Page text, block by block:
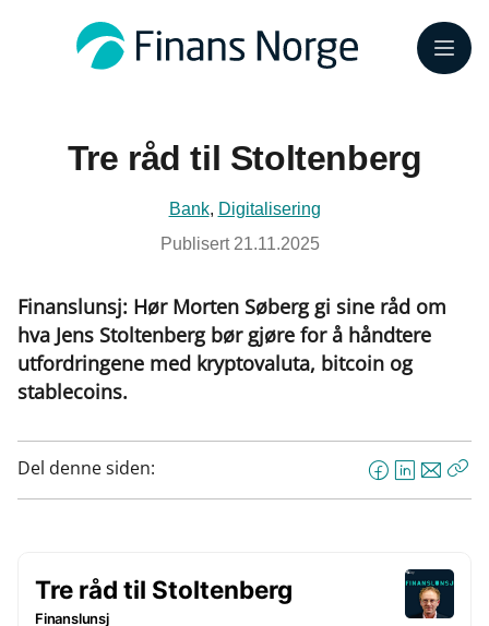
Meny
Tre råd til Stoltenberg
Bank, Digitalisering
Publisert 21.11.2025
Finanslunsj: Hør Morten Søberg gi sine råd om
hva Jens Stoltenberg bør gjøre for å håndtere
utfordringene med kryptovaluta, bitcoin og
stablecoins.
Del denne siden:
F
a
L
i
E
-
s
t